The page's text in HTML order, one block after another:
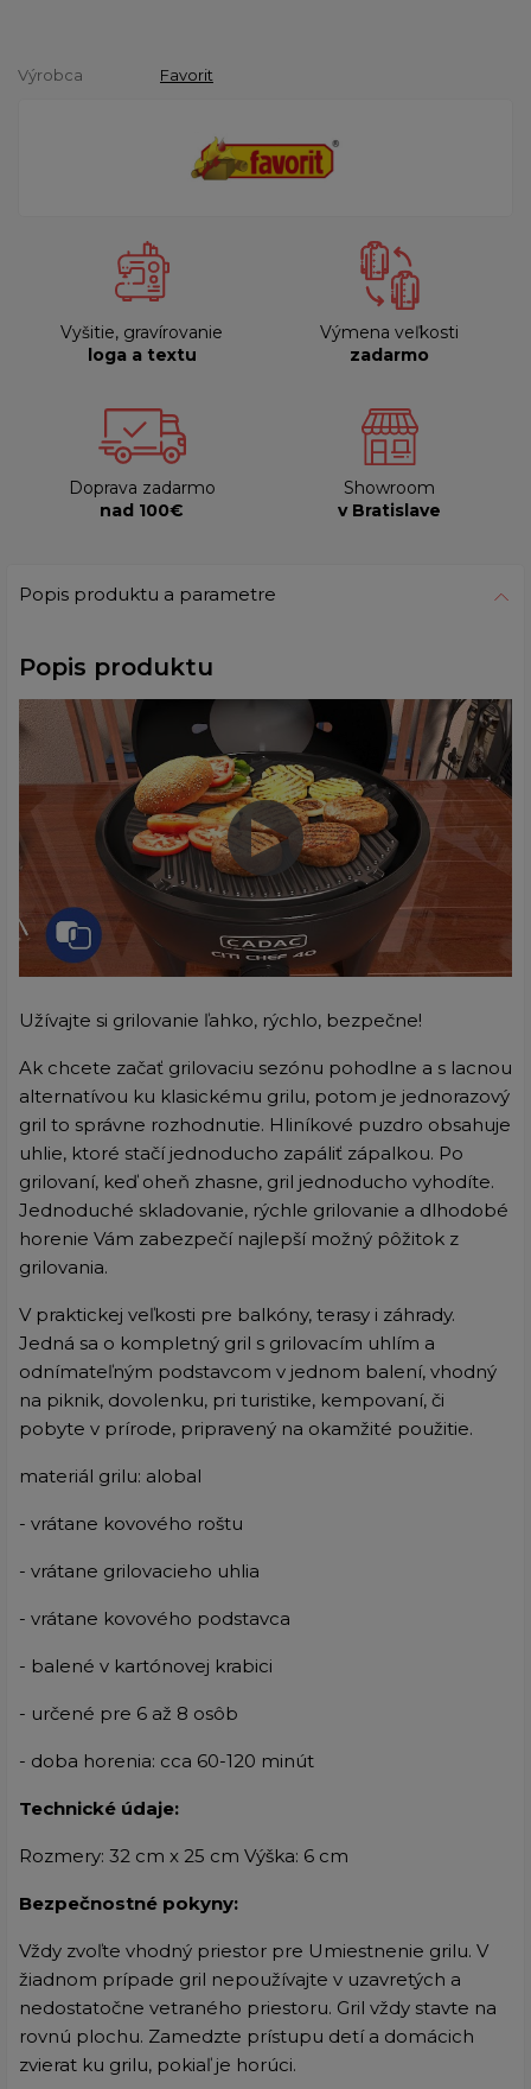
Výrobca Favorit
Vyšitie, gravírovanie
loga a textu
Výmena veľkosti
zadarmo
Doprava zadarmo
nad 100€
Showroom
v Bratislave
Popis produktu a parametre
Popis produktu
Užívajte si grilovanie ľahko, rýchlo, bezpečne!
Ak chcete začať grilovaciu sezónu pohodlne a s lacnou
alternatívou ku klasickému grilu, potom je jednorazový
gril to správne rozhodnutie. Hliníkové puzdro obsahuje
uhlie, ktoré stačí jednoducho zapáliť zápalkou. Po
grilovaní, keď oheň zhasne, gril jednoducho vyhodíte.
Jednoduché skladovanie, rýchle grilovanie a dlhodobé
horenie Vám zabezpečí najlepší možný pôžitok z
grilovania.
V praktickej veľkosti pre balkóny, terasy i záhrady.
Jedná sa o kompletný gril s grilovacím uhlím a
odnímateľným podstavcom v jednom balení, vhodný
na piknik, dovolenku, pri turistike, kempovaní, či
pobyte v prírode, pripravený na okamžité použitie.
materiál grilu: alobal
- vrátane kovového roštu
- vrátane grilovacieho uhlia
- vrátane kovového podstavca
- balené v kartónovej krabici
- určené pre 6 až 8 osôb
- doba horenia: cca 60-120 minút
Technické údaje:
Rozmery: 32 cm x 25 cm Výška: 6 cm
Bezpečnostné pokyny:
Vždy zvoľte vhodný priestor pre Umiestnenie grilu. V
žiadnom prípade gril nepoužívajte v uzavretých a
nedostatočne vetraného priestoru. Gril vždy stavte na
rovnú plochu. Zamedzte prístupu detí a domácich
zvierat ku grilu, pokiaľ je horúci.